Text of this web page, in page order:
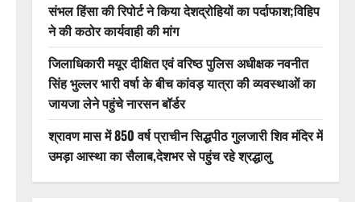
संभल हिंसा की रिपोर्ट ने किया देशद्रोहियों का पर्दाफाश;विहिप
ने की कठोर कार्यवाही की मांग
जिलाधिकारी मयूर दीक्षित एवं वरिष्ठ पुलिस अधीक्षक नवनीत
सिंह भुल्लर भारी वर्षा के बीच कांवड़ यात्रा की व्यवस्थाओं का
जायजा लेने पहुंचे नारसन बॉर्डर
श्रावण मास में 850 वर्ष प्राचीन सिद्धपीठ गुलजारी शिव मंदिर में
उमड़ा आस्था का सैलाब,देशभर से पहुंच रहे श्रद्धालु